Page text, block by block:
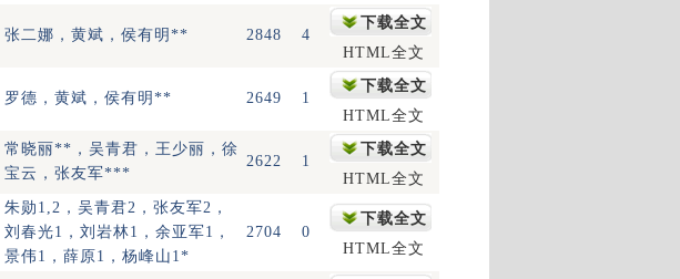
张二娜，黄斌，侯有明** 2848 4
下载全文
HTML全文
罗德，黄斌，侯有明** 2649 1
下载全文
HTML全文
常晓丽**，吴青君，王少丽，徐
宝云，张友军***
2622 1
下载全文
HTML全文
朱勋1,2，吴青君2，张友军2，
刘春光1，刘岩林1，余亚军1，
景伟1，薛原1，杨峰山1*
2704 0
下载全文
HTML全文